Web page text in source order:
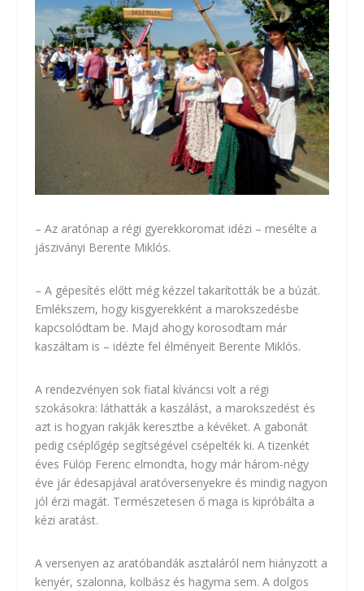
– Az aratónap a régi gyerekkoromat idézi – mesélte a
jásziványi Berente Miklós.
– A gépesítés előtt még kézzel takarították be a búzát.
Emlékszem, hogy kisgyerekként a marokszedésbe
kapcsolódtam be. Majd ahogy korosodtam már
kaszáltam is – idézte fel élményeit Berente Miklós.
A rendezvényen sok fiatal kíváncsi volt a régi
szokásokra: láthatták a kaszálást, a marokszedést és
azt is hogyan rakják keresztbe a kévéket. A gabonát
pedig cséplőgép segítségével csépelték ki. A tizenkét
éves Fülöp Ferenc elmondta, hogy már három-négy
éve jár édesapjával aratóversenyekre és mindig nagyon
jól érzi magát. Természetesen ő maga is kipróbálta a
kézi aratást.
A versenyen az aratóbandák asztaláról nem hiányzott a
kenyér, szalonna, kolbász és hagyma sem. A dolgos